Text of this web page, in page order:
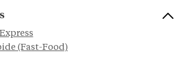
(Fast-Food)